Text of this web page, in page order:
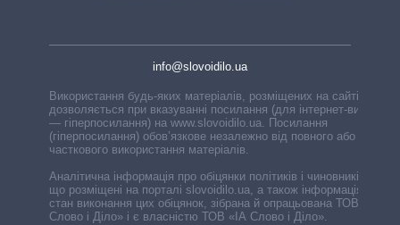
info@slovoidilo.ua
Використання будь-яких матеріалів, розміщених на сайті,
дозволяється при вказуванні посилання (для інтернет-видань
— гіперпосилання) на www.slovoidilo.ua. Посилання
(гіперпосилання) обов’язкове незалежно від повного або
часткового використання матеріалів.
Аналітична інформація про обіцянки політиків і чиновників,
що розміщені на порталі slovoidilo.ua, а також інформація про
стан виконання цих обіцянок, зібрана й опрацьована ТОВ «ІА
Слово і Діло» і є власністю ТОВ «ІА Слово і Діло».